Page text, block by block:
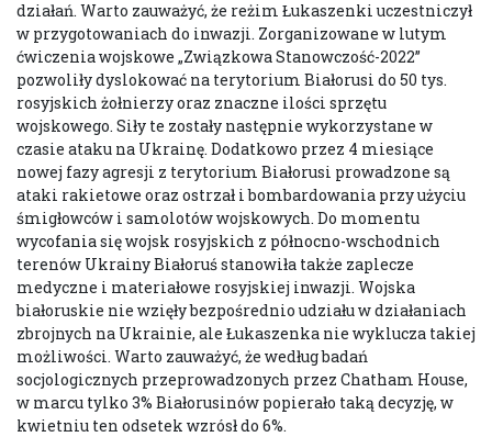
działań. Warto zauważyć, że reżim Łukaszenki uczestniczył
w przygotowaniach do inwazji. Zorganizowane w lutym
ćwiczenia wojskowe „Związkowa Stanowczość-2022”
pozwoliły dyslokować na terytorium Białorusi do 50 tys.
rosyjskich żołnierzy oraz znaczne ilości sprzętu
wojskowego. Siły te zostały następnie wykorzystane w
czasie ataku na Ukrainę. Dodatkowo przez 4 miesiące
nowej fazy agresji z terytorium Białorusi prowadzone są
ataki rakietowe oraz ostrzał i bombardowania przy użyciu
śmigłowców i samolotów wojskowych. Do momentu
wycofania się wojsk rosyjskich z północno-wschodnich
terenów Ukrainy Białoruś stanowiła także zaplecze
medyczne i materiałowe rosyjskiej inwazji. Wojska
białoruskie nie wzięły bezpośrednio udziału w działaniach
zbrojnych na Ukrainie, ale Łukaszenka nie wyklucza takiej
możliwości. Warto zauważyć, że według badań
socjologicznych przeprowadzonych przez Chatham House,
w marcu tylko 3% Białorusinów popierało taką decyzję, w
kwietniu ten odsetek wzrósł do 6%.